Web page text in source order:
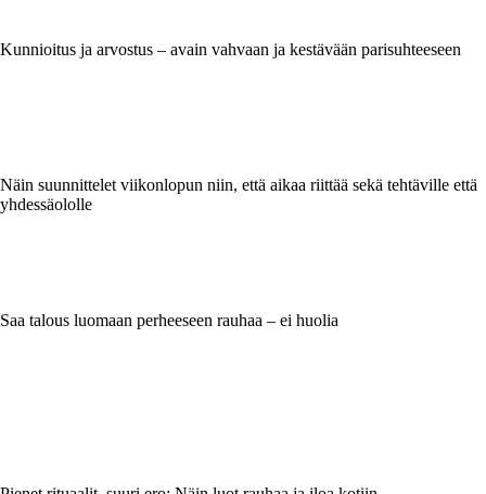
Kunnioitus ja arvostus – avain vahvaan ja kestävään parisuhteeseen
Näin suunnittelet viikonlopun niin, että aikaa riittää sekä tehtäville että
yhdessäololle
Saa talous luomaan perheeseen rauhaa – ei huolia